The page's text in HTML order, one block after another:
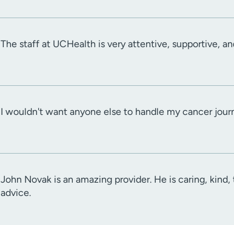
The staff at UCHealth is very attentive, supportive,
I wouldn't want anyone else to handle my cancer
John Novak is an amazing provider. He is caring,
advice.